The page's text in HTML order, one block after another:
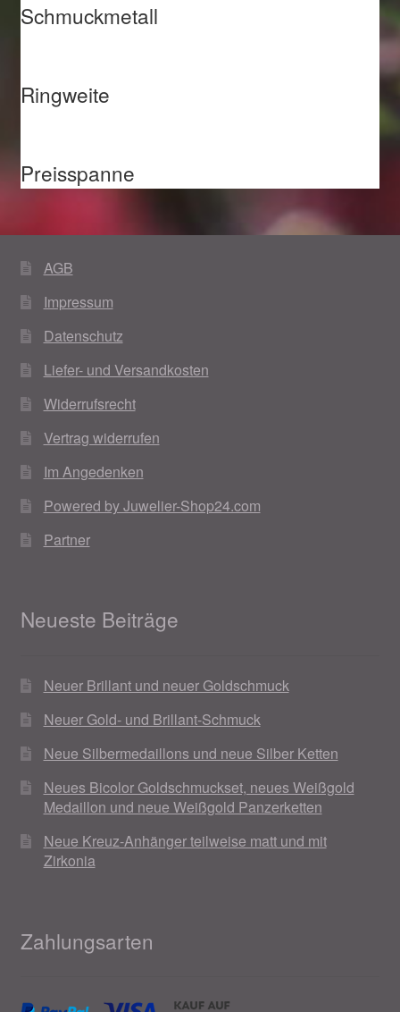
Schmuckmetall
Ringweite
Preisspanne
AGB
Impressum
Datenschutz
Liefer- und Versandkosten
Widerrufsrecht
Vertrag widerrufen
Im Angedenken
Powered by Juwelier-Shop24.com
Partner
Neueste Beiträge
Neuer Brillant und neuer Goldschmuck
Neuer Gold- und Brillant-Schmuck
Neue Silbermedaillons und neue Silber Ketten
Neues Bicolor Goldschmuckset, neues Weißgold
Medaillon und neue Weißgold Panzerketten
Neue Kreuz-Anhänger teilweise matt und mit
Zirkonia
Zahlungsarten